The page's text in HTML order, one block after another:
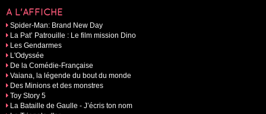
A L'AFFICHE
Spider-Man: Brand New Day
La Pat’ Patrouille : Le film mission Dino
Les Gendarmes
L'Odyssée
De la Comédie-Française
Vaiana, la légende du bout du monde
Des Minions et des monstres
Toy Story 5
La Bataille de Gaulle - J’écris ton nom